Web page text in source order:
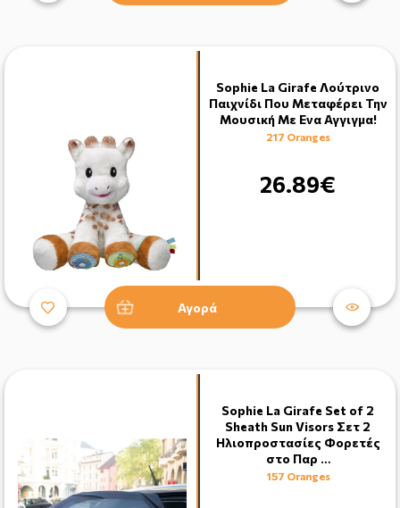
Sophie La Girafe Λούτρινο
Παιχνίδι Που Μεταφέρει Την
Μουσική Με Ενα Αγγιγμα!
217 Oranges
26.89€
Αγορά
Sophie La Girafe Set of 2
Sheath Sun Visors Σετ 2
Ηλιοπροστασίες Φορετές
στο Παρ …
157 Oranges